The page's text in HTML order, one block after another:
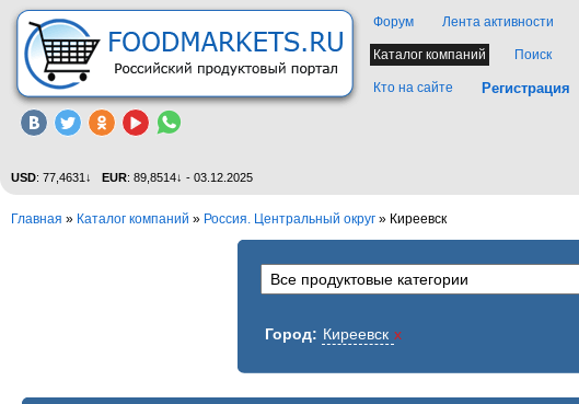
Форум Лента активности
Каталог компаний Поиск
Кто на сайте Регистрация
USD: 77,4631↓ EUR: 89,8514↓ - 03.12.2025
Главная » Каталог компаний » Россия. Центральный округ » Киреевск
Город: Киреевск x